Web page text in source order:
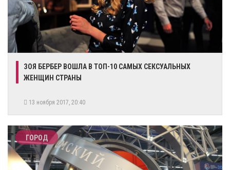
ЗОЯ БЕРБЕР ВОШЛА В ТОП-10 САМЫХ СЕКСУАЛЬНЫХ
ЖЕНЩИН СТРАНЫ
13 ноября 2017, 20:40
ГОРОД